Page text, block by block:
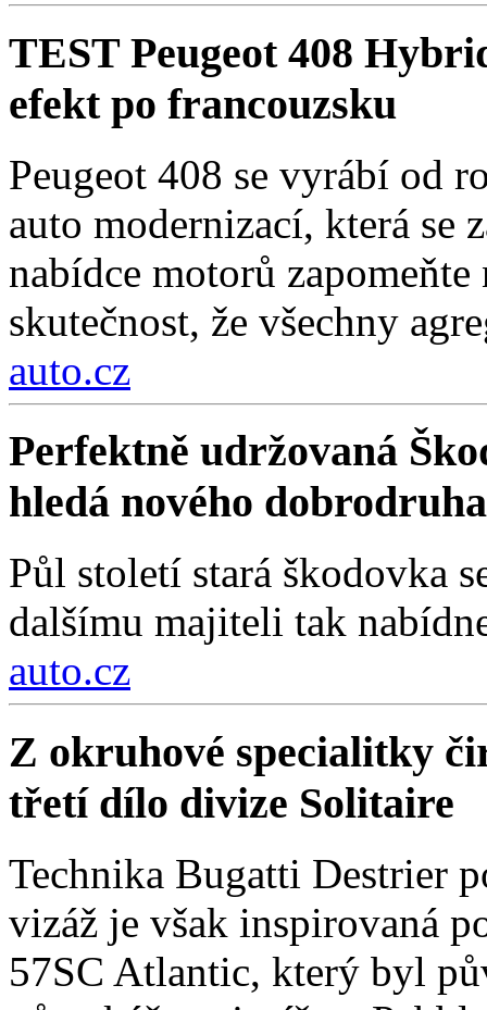
TEST Peugeot 408
efekt po francouzsku
Peugeot 408 se vyrábí od
auto modernizací, která se
nabídce motorů
skutečnost, že všechny
auto.cz
Perfektně udržovaná
hledá nového
Půl století stará škodovka
dalšímu majiteli tak
auto.cz
Z okruhové specialitky
třetí dílo divize Solitaire
Technika Bugatti Destrier
vizáž je však inspirovaná
57SC Atlantic, který byl